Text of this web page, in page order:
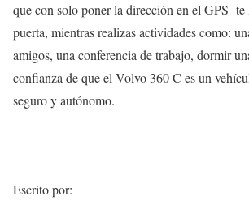
que con solo poner la dirección en el GPS te
puerta, mientras realizas actividades como:
amigos, una conferencia de trabajo, dormir
confianza de que el Volvo 360 C es un
seguro y autónomo.
Escrito por: